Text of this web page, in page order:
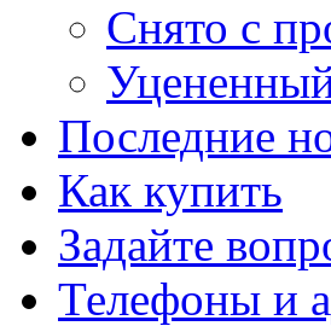
Снято с
Последние
Как купить
Задайте
Телефоны и